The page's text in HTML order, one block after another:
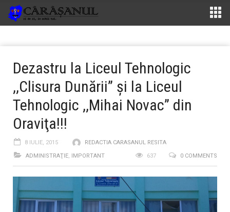
Dezastru la Liceul Tehnologic
,,Clisura Dunării” şi la Liceul
Tehnologic ,,Mihai Novac” din
Oraviţa!!!
8 IULIE, 2015
REDACTIA CARASANUL RESITA
ADMINISTRAŢIE, IMPORTANT 0 COMMENTS
637